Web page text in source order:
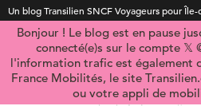
Un blog Transilien SNCF Voyageurs pour
Bonjour ! Le blog est en pause
connecté(e)s sur le compte 𝕏
l'information trafic est également
France Mobilités, le site
ou votre appli de